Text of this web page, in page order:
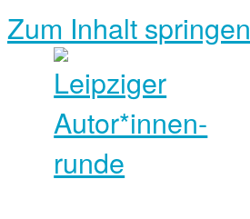
Zum Inhalt springen